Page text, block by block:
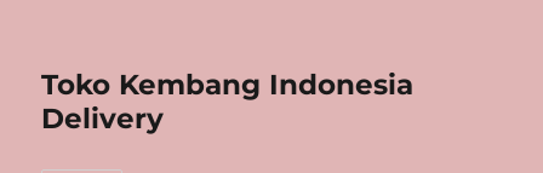
Toko Kembang Indonesia
Delivery